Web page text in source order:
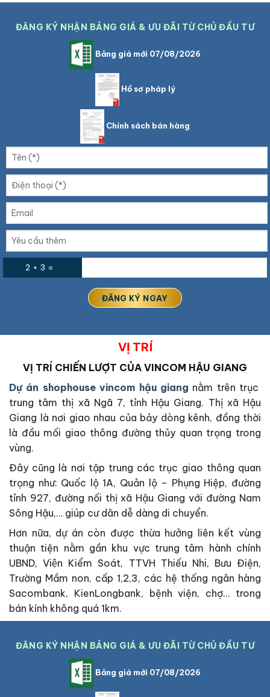
ĐĂNG KÝ NHẬN BẢNG GIÁ & ƯU ĐÃI TỪ CHỦ ĐẦU TƯ
Bảng giá mới 07/08/2026
Hồ sơ pháp lý
Chính sách bán hàng
2 + 3 =
VỊ TRÍ
VỊ TRÍ CHIẾN LƯỢT CỦA VINCOM HẬU GIANG
Dự án shophouse vincom hậu giang nằm trên trục
trung tâm thị xã Ngã 7, tỉnh Hậu Giang. Thị xã Hậu
Giang là nơi giao nhau của bảy dòng kênh, đồng thời
là đầu mối giao thông đường thủy quan trọng trong
vùng.
Đây cũng là nơi tập trung các trục giao thông quan
trọng như: Quốc lộ 1A, Quản lộ – Phụng Hiệp, đường
tỉnh 927, đường nối thị xã Hậu Giang với đường Nam
Sông Hậu,… giúp cư dân dễ dàng di chuyển.
Hơn nữa, dự án còn được thừa hưởng liên kết vùng
thuận tiện nằm gần khu vực trung tâm hành chính
UBND, Viện Kiểm Soát, TTVH Thiếu Nhi, Bưu Điện,
Trường Mầm non, cấp 1,2,3, các hệ thống ngân hàng
Sacombank, KienLongbank, bệnh viện, chợ… trong
bán kính không quá 1km.
ĐĂNG KÝ NHẬN BẢNG GIÁ & ƯU ĐÃI TỪ CHỦ ĐẦU TƯ
Bảng giá mới 07/08/2026